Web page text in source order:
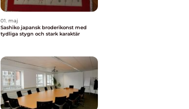
01. maj
Sashiko japansk broderikonst med
tydliga stygn och stark karaktär